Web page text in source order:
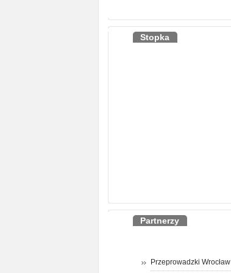
Stopka
Partnerzy
Przeprowadzki Wrocław